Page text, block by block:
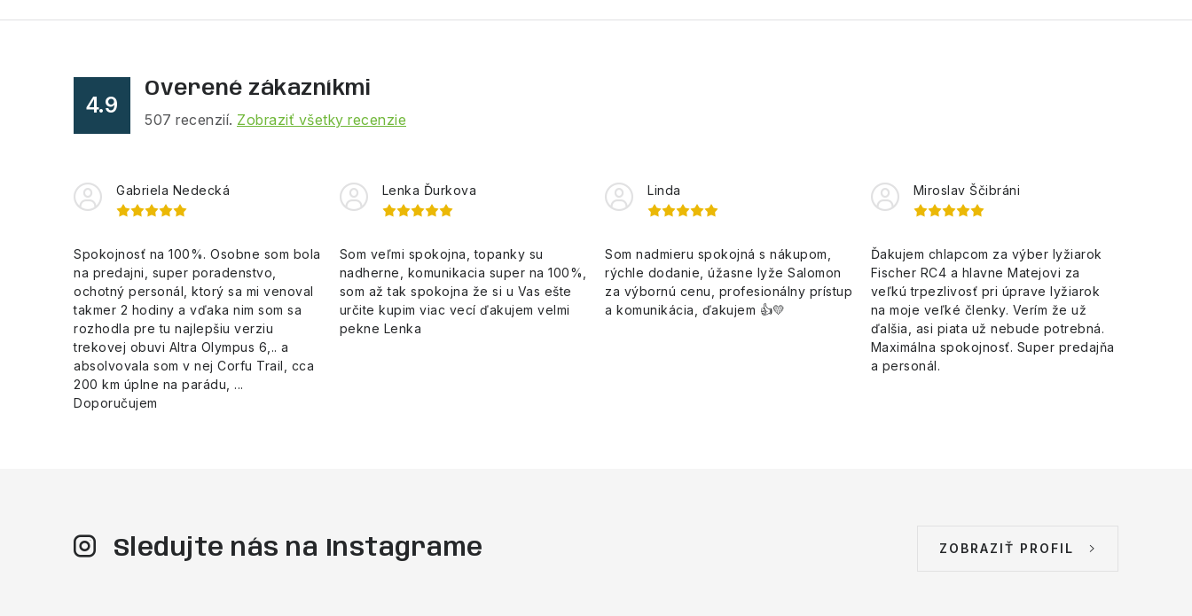
4.9
Overené zákazníkmi
507 recenzií. Zobraziť všetky recenzie
Gabriela Nedecká
Spokojnosť na 100%. Osobne som bola
na predajni, super poradenstvo,
ochotný personál, ktorý sa mi venoval
takmer 2 hodiny a vďaka nim som sa
rozhodla pre tu najlepšiu verziu
trekovej obuvi Altra Olympus 6,.. a
absolvovala som v nej Corfu Trail, cca
200 km úplne na parádu, ...
Doporučujem
Lenka Ďurkova
Som veľmi spokojna, topanky su
nadherne, komunikacia super na 100%,
som až tak spokojna že si u Vas ešte
určite kupim viac vecí ďakujem velmi
pekne Lenka
Linda
Som nadmieru spokojná s nákupom,
rýchle dodanie, úžasne lyže Salomon
za výbornú cenu, profesionálny prístup
a komunikácia, ďakujem 👍💛
Miroslav Ščibráni
Ďakujem chlapcom za výber lyžiarok
Fischer RC4 a hlavne Matejovi za
veľkú trpezlivosť pri úprave lyžiarok
na moje veľké členky. Verím že už
ďalšia, asi piata už nebude potrebná.
Maximálna spokojnosť. Super predajňa
a personál.
Sledujte nás na Instagrame ZOBRAZIŤ PROFIL